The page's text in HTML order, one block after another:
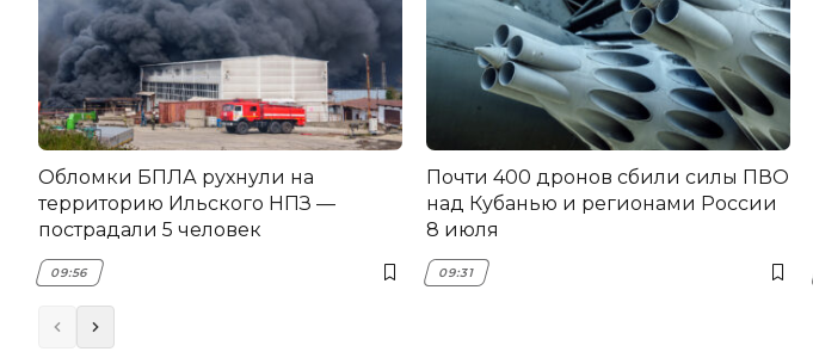
Обломки БПЛА рухнули на
территорию Ильского НПЗ —
пострадали 5 человек
09:56
Почти 400 дронов сбили силы ПВО
над Кубанью и регионами России
8 июля
09:31